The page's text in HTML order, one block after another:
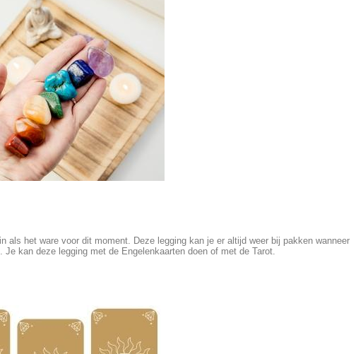
als het ware voor dit moment. Deze legging kan je er altijd weer bij pakken
kan deze legging met de Engelenkaarten doen of met de Tarot.